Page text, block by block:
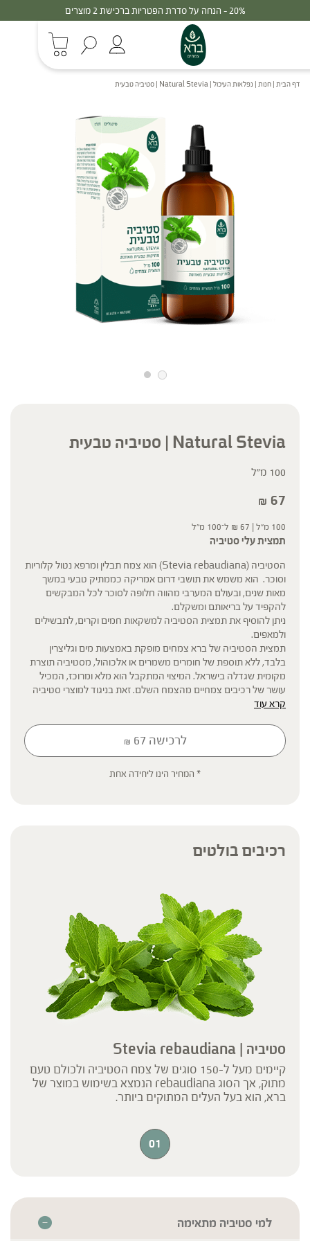
30% - הנחה על סדרת הפטריות ברכישת 3 מוצרים
דף הבית | חנות | נפלאות העיכול | Natural Stevia | סטיביה טבעית
Natural Stevia | סטיביה טבעית
100 מ"ל
₪ 67
100 מ"ל | ₪ 67 ל־100 מ"ל
תמצית עלי סטיביה
הסטיביה (Stevia rebaudiana) הוא צמח תבלין ומרפא נטול קלוריות
וסוכר. הוא משמש את תושבי דרום אמריקה כממתיק טבעי במשך
מאות שנים, ובעולם המערבי מהווה חלופה לסוכר לכל המבקשים
להקפיד על בריאותם ומשקלם.
ניתן להוסיף את תמצית הסטיביה למשקאות חמים וקרים, לתבשילים
ולמאפים.
תמצית הסטיביה של ברא צמחים מופקת באמצעות מים וגליצרין
בלבד, ללא תוספת של חומרים משמרים או אלכוהול, מסטיביה תוצרת
מקומית שגדלה בישראל. המיצוי המתקבל הוא מלא ומרוכז, המכיל
עושר של רכיבים צמחיים מהצמח השלם. זאת בניגוד למוצרי סטיביה
שונים המכילים רכיבים מבודדים מהצמח (סטבינואידים) בלבד, ובשונה
בהיריון, נשים מניקות, ילדים, אנשים החולים במחלות כרוניות והנוטלים
תרופות מרשם – יש להיוועץ ברופא לפני השימוש. המונח 'צמחי מרפא'
קרא עוד
לרכישה ₪ 67
* המחיר הינו ליחידה אחת
רכיבים בולטים
סטיביה | Stevia rebaudiana
קיימים מעל ל-150 סוגים של צמח הסטיביה ולכולם טעם
מתוק, אך הסוג rebaudiana הנמצא בשימוש במוצר של
ברא, הוא בעל העלים המתוקים ביותר.
01
למי סטיביה מתאימה